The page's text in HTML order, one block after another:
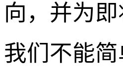
向，并为
我们不能